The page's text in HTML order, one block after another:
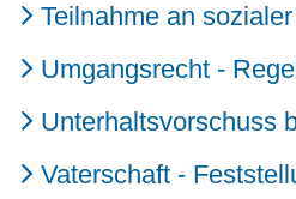
Teilnahme an
Umgangsrecht -
Unterhaltsvorschuss
Vaterschaft -